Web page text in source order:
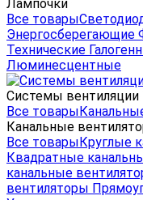
Лампочки
Все товары
Энергосберегающие
Технические
Люминесцентные
Системы вентиляции
Все товары
Канальные
Все товарыКруглые
Квадратные
канальные
вентиляторы